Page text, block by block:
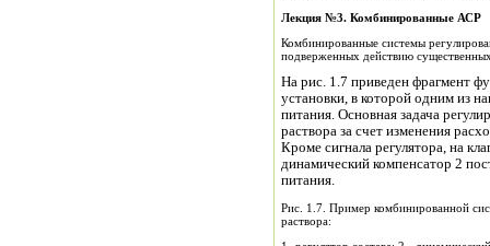
Лекция №3. Комбинированные АСР
Комбинированные системы
подверженных действию
На рис. 1.7 приведен фрагмент
установки, в которой одним из
питания. Основная задача
раствора за счет изменения
Кроме сигнала регулятора, на
динамический компенсатор 2
питания.
Рис. 1.7. Пример комбинированной
раствора: